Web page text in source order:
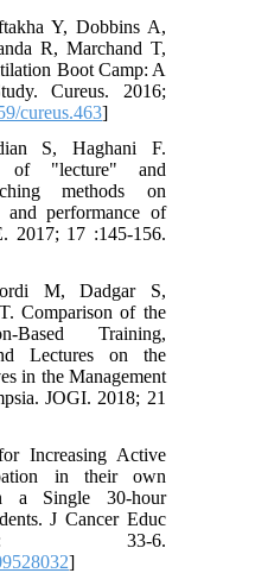
Y, Dobbins A,
R, Marchand T,
Boot Camp: A
Cureus. 2016;
cureus.463
S, Haghani F.
of "lecture" and
methods on
and performance of
2017; 17 :145-156.
M, Dadgar S,
Comparison of the
Based Training,
Lectures on the
in the Management
JOGI. 2018; 21
Increasing Active
in their own
a Single 30-hour
J Cancer Educ
33-6.